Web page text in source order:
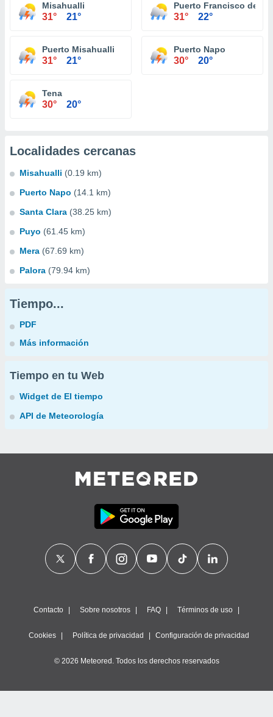
Misahualli
31° 21°
Puerto Francisco de
31° 22°
Puerto Misahualli
31° 21°
Puerto Napo
30° 20°
Tena
30° 20°
Localidades cercanas
Misahualli (0.19 km)
Puerto Napo (14.1 km)
Santa Clara (38.25 km)
Puyo (61.45 km)
Mera (67.69 km)
Palora (79.94 km)
Tiempo...
PDF
Más información
Tiempo en tu Web
Widget de El tiempo
API de Meteorología
Contacto Sobre nosotros FAQ Términos de uso
Cookies Política de privacidad Configuración de privacidad
© 2026 Meteored. Todos los derechos reservados